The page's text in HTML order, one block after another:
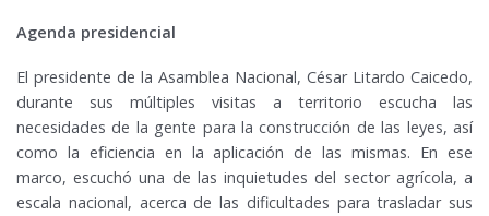
Agenda presidencial
El presidente de la Asamblea Nacional, César Litardo Caicedo,
durante sus múltiples visitas a territorio escucha las
necesidades de la gente para la construcción de las leyes, así
como la eficiencia en la aplicación de las mismas. En ese
marco, escuchó una de las inquietudes del sector agrícola, a
escala nacional, acerca de las dificultades para trasladar sus